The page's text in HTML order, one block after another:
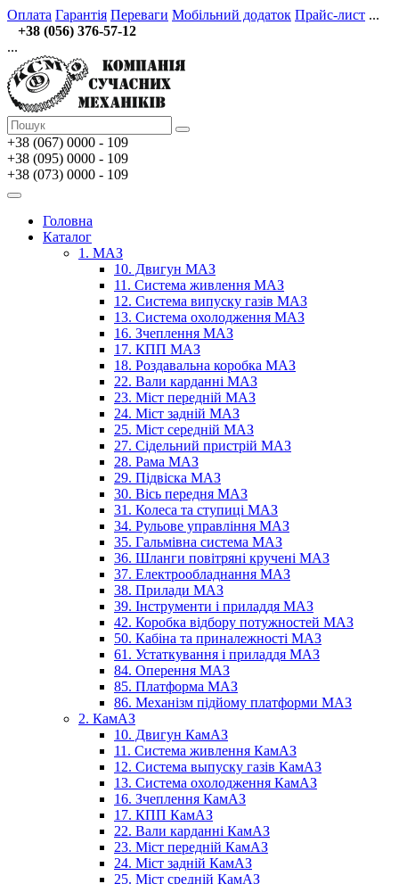
Оплата Гарантія Переваги Мобільний додаток Прайс-лист ...
+38 (056) 376-57-12
...
+38 (067) 0000 - 109
+38 (095) 0000 - 109
+38 (073) 0000 - 109
Головна
Каталог
1. МАЗ
10. Двигун МАЗ
11. Система живлення МАЗ
12. Система випуску газів МАЗ
13. Система охолодження МАЗ
16. Зчеплення МАЗ
17. КПП МАЗ
18. Роздавальна коробка МАЗ
22. Вали карданні МАЗ
23. Міст передній МАЗ
24. Міст задній МАЗ
25. Міст середній МАЗ
27. Сідельний пристрій МАЗ
28. Рама МАЗ
29. Підвіска МАЗ
30. Вісь передня МАЗ
31. Колеса та ступиці МАЗ
34. Рульове управління МАЗ
35. Гальмівна система МАЗ
36. Шланги повітряні кручені МАЗ
37. Електрообладнання МАЗ
38. Прилади МАЗ
39. Інструменти і приладдя МАЗ
42. Коробка відбору потужностей МАЗ
50. Кабіна та приналежності МАЗ
61. Устаткування і приладдя МАЗ
84. Оперення МАЗ
85. Платформа МАЗ
86. Механізм підйому платформи МАЗ
2. КамАЗ
10. Двигун КамАЗ
11. Система живлення КамАЗ
12. Система выпуску газів КамАЗ
13. Система охолодження КамАЗ
16. Зчеплення КамАЗ
17. КПП КамАЗ
22. Вали карданні КамАЗ
23. Міст передній КамАЗ
24. Міст задній КамАЗ
25. Міст средній КамАЗ